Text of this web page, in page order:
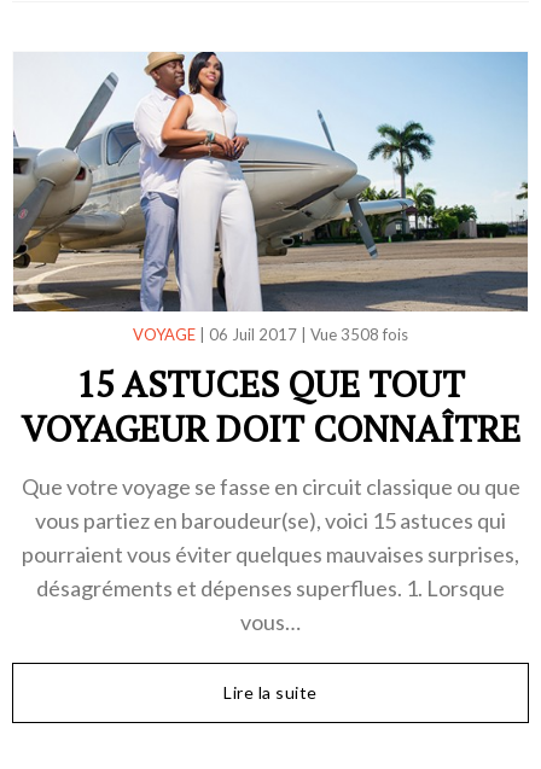
VOYAGE 06 Juil 2017 Vue 3508 fois
15 ASTUCES QUE TOUT
VOYAGEUR DOIT CONNAÎTRE
Que votre voyage se fasse en circuit classique ou que
vous partiez en baroudeur(se), voici 15 astuces qui
pourraient vous éviter quelques mauvaises surprises,
désagréments et dépenses superflues. 1. Lorsque
vous…
Lire la suite